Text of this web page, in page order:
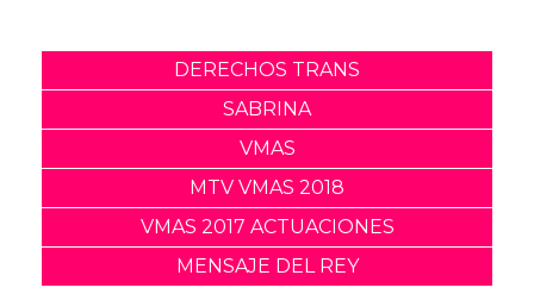
DERECHOS TRANS
SABRINA
VMAS
MTV VMAS 2018
VMAS 2017 ACTUACIONES
MENSAJE DEL REY